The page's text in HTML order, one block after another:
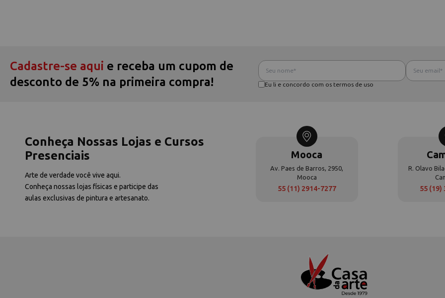
Cadastre-se aqui e receba um cupom de
desconto de 5% na primeira compra!
Eu li e concordo com os termos de uso
Conheça Nossas Lojas e Cursos
Presenciais
Arte de verdade você vive aqui.
Conheça nossas lojas físicas e participe das
aulas exclusivas de pintura e artesanato.
Mooca
Av. Paes de Barros, 2950,
Mooca
55 (11) 2914-7277
R. Olavo
55 (19)